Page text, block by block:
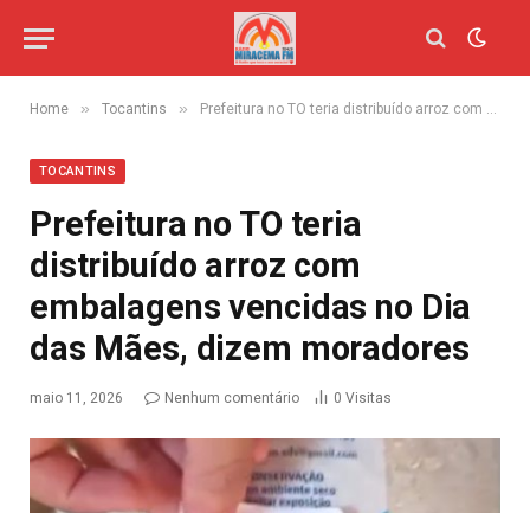
Home » Tocantins » Prefeitura no TO teria distribuído arroz com embalagens vencidas no Dia das Mães, dizem moradores
TOCANTINS
Prefeitura no TO teria
distribuído arroz com
embalagens vencidas no Dia
das Mães, dizem moradores
maio 11, 2026 Nenhum comentário 0 Visitas